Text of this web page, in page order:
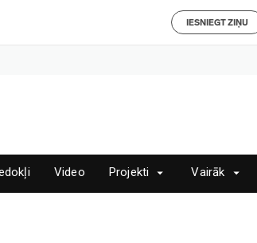
IESNIEGT ZIŅU
Video Projekti Vairāk